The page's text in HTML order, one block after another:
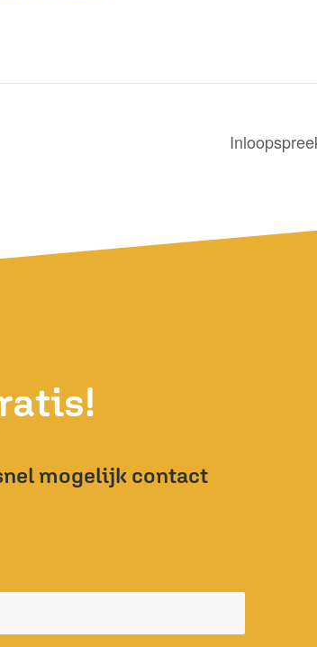
mogelijk contact